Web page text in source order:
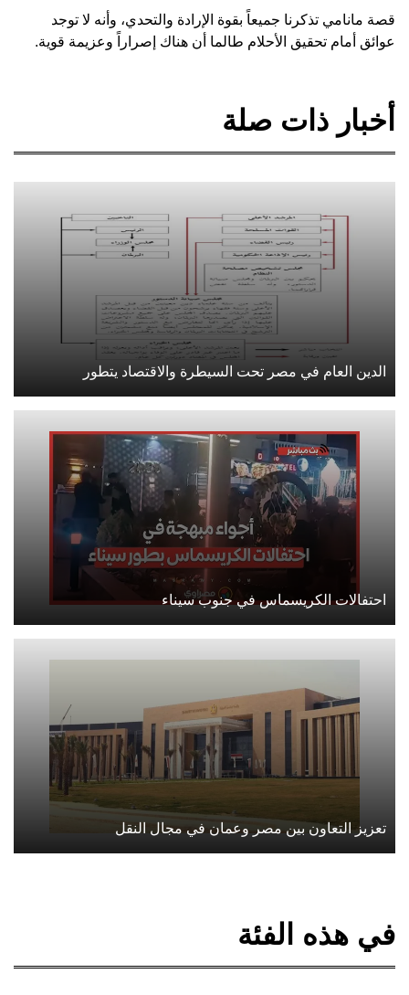
قصة مانامي تذكرنا جميعاً بقوة الإرادة والتحدي، وأنه لا توجد
عوائق أمام تحقيق الأحلام طالما أن هناك إصراراً وعزيمة قوية.
أخبار ذات صلة
الدين العام في مصر تحت السيطرة والاقتصاد يتطور
احتفالات الكريسماس في جنوب سيناء
تعزيز التعاون بين مصر وعمان في مجال النقل
في هذه الفئة